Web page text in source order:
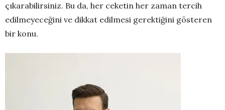
çıkarabilirsiniz. Bu da, her ceketin her zaman tercih
edilmeyeceğini ve dikkat edilmesi gerektiğini gösteren
bir konu.